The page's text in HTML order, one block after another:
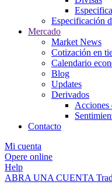
Especificación
Mercado
Market News
Cotización en
Calendario
Blog
Updates
Derivados
Acciones
Contacto
Mi cuenta
Opere online
Help
ABRA UNA CUENTA